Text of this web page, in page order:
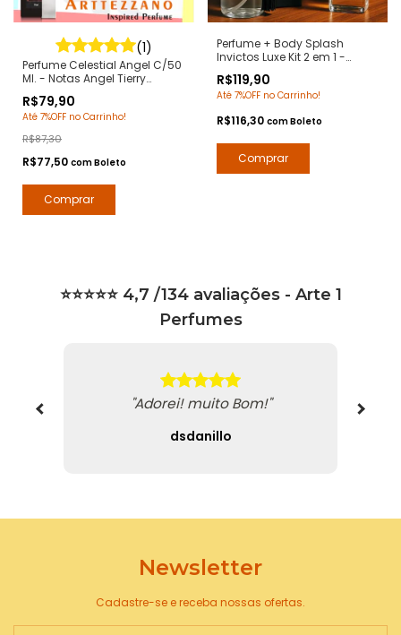
(1)
Perfume Celestial Angel C/50
Ml. - Notas Angel Tierry
Premium - Arte 1 Perfumes
R$79,90
Até 7%OFF no Carrinho!
R$87,30
R$77,50 comBoleto
Perfume + Body Splash
Invictos Luxe Kit 2 em 1 -
- Contratipos Premium - Arte
1 Perfumes
R$119,90
Até 7%OFF no Carrinho!
R$116,30 comBoleto
⭐⭐⭐⭐⭐ 4,7 /134 avaliações - Arte 1
Perfumes
"Adorei! muito Bom!"
dsdanillo
Newsletter
Cadastre-se e receba nossas ofertas.